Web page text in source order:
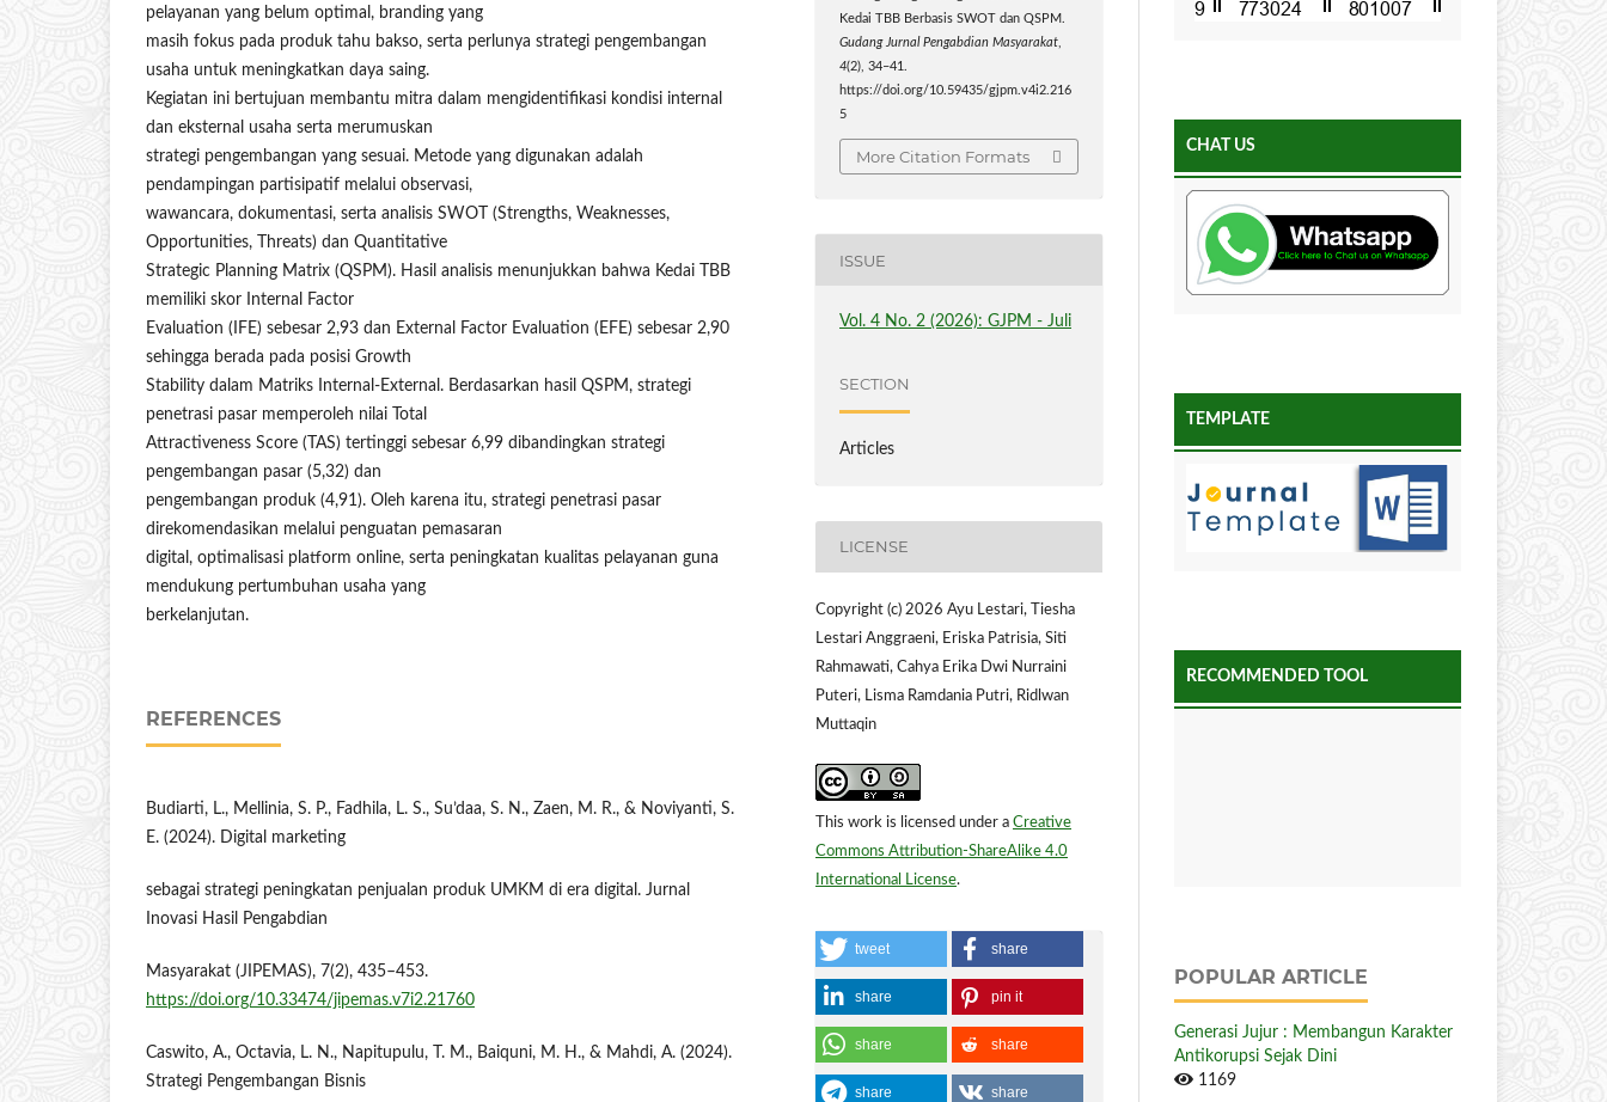
pelayanan yang belum optimal, branding yang
masih fokus pada produk tahu bakso, serta perlunya strategi pengembangan
usaha untuk meningkatkan daya saing.
Kegiatan ini bertujuan membantu mitra dalam mengidentifikasi kondisi internal
dan eksternal usaha serta merumuskan
strategi pengembangan yang sesuai. Metode yang digunakan adalah
pendampingan partisipatif melalui observasi,
wawancara, dokumentasi, serta analisis SWOT (Strengths, Weaknesses,
Opportunities, Threats) dan Quantitative
Strategic Planning Matrix (QSPM). Hasil analisis menunjukkan bahwa Kedai TBB
memiliki skor Internal Factor
Evaluation (IFE) sebesar 2,93 dan External Factor Evaluation (EFE) sebesar 2,90
sehingga berada pada posisi Growth
Stability dalam Matriks Internal-External. Berdasarkan hasil QSPM, strategi
penetrasi pasar memperoleh nilai Total
Attractiveness Score (TAS) tertinggi sebesar 6,99 dibandingkan strategi
pengembangan pasar (5,32) dan
pengembangan produk (4,91). Oleh karena itu, strategi penetrasi pasar
direkomendasikan melalui penguatan pemasaran
digital, optimalisasi platform online, serta peningkatan kualitas pelayanan guna
mendukung pertumbuhan usaha yang
berkelanjutan.
REFERENCES
Budiarti, L., Mellinia, S. P., Fadhila, L. S., Su’daa, S. N., Zaen, M. R., & Noviyanti, S.
E. (2024). Digital marketing
sebagai strategi peningkatan penjualan produk UMKM di era digital. Jurnal
Inovasi Hasil Pengabdian
Masyarakat (JIPEMAS), 7(2), 435–453.
https://doi.org/10.33474/jipemas.v7i2.21760
Caswito, A., Octavia, L. N., Napitupulu, T. M., Baiquni, M. H., & Mahdi, A. (2024).
Strategi Pengembangan Bisnis
Kedai TBB Berbasis SWOT dan QSPM.
Gudang Jurnal Pengabdian Masyarakat
4(2), 34–41.
https://doi.org/10.59435/gjpm.v4i2.216
5
More Citation Formats
ISSUE
Vol. 4 No. 2 (2026): GJPM - Juli
SECTION
Articles
LICENSE
Copyright (c) 2026 Ayu Lestari, Tiesha
Lestari Anggraeni, Eriska Patrisia, Siti
Rahmawati, Cahya Erika Dwi Nurraini
Puteri, Lisma Ramdania Putri, Ridlwan
Muttaqin
This work is licensed under a Creative
Commons Attribution-ShareAlike 4.0
International License.
tweet share
share pin it
share share
share share
CHAT US
TEMPLATE
RECOMMENDED TOOL
POPULAR ARTICLE
Generasi Jujur : Membangun Karakter
Antikorupsi Sejak Dini
1169